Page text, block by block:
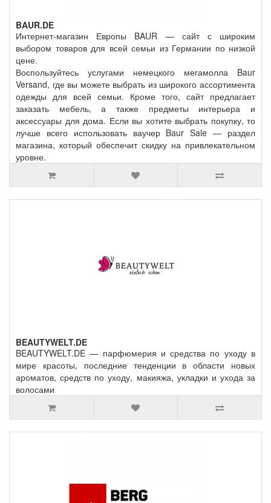
BAUR.DE
Интернет-магазин Европы BAUR — сайт с широким
выбором товаров для всей семьи из Германии по низкой
цене.
Воспользуйтесь услугами немецкого мегамолла Baur
Versand, где вы можете выбрать из широкого ассортимента
одежды для всей семьи. Кроме того, сайт предлагает
заказать мебель, а также предметы интерьера и
аксессуары для дома. Если вы хотите выбрать покупку, то
лучше всего использовать ваучер Baur Sale — раздел
магазина, который обеспечит скидку на привлекательном
уровне.
BEAUTYWELT.DE
BEAUTYWELT.DE — парфюмерия и средства по уходу в
мире красоты, последние тенденции в области новых
ароматов, средств по уходу, макияжа, укладки и ухода за
волосами